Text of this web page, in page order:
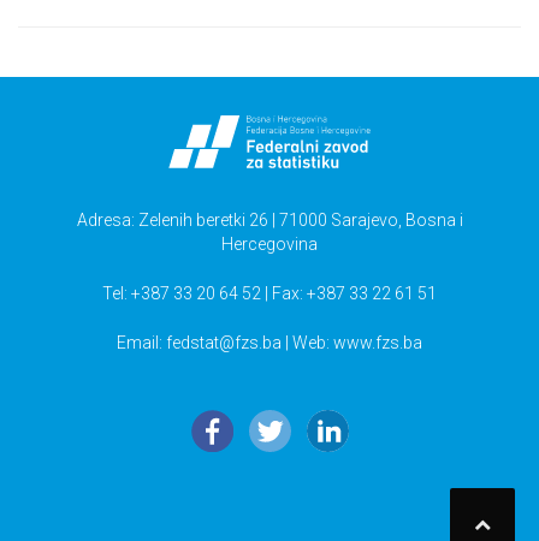
Adresa: Zelenih beretki 26 | 71000 Sarajevo, Bosna i
Hercegovina
Tel: +387 33 20 64 52 | Fax: +387 33 22 61 51
Email: fedstat@fzs.ba | Web: www.fzs.ba